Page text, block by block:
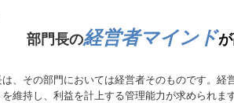
部門長の経営者マインド
、その部門においては経営者そのものです。経
を維持し、利益を計上する管理能力が求められま